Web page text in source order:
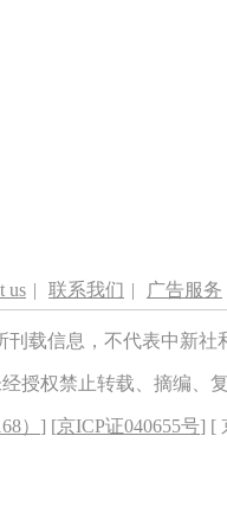
us | 联系我们 | 广告服务
刊载信息，不代表中新
经授权禁止转载、摘编、
） ] [京ICP证040655号] [